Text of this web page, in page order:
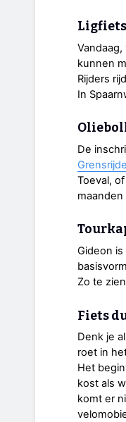
kunnen
Rijders
In
De
Toeval,
Gideon
Zo te
Fiets
Denk je
roet in
Het
kost als
komt er